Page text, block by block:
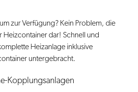
zur Verfügung? Kein Problem, die
Heizcontainer dar! Schnell und
Heizanlage inklusive
untergebracht.
Kopplungsanlagen